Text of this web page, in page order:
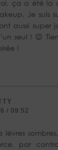
ça a été la
Je suis
aussi super
seul ! 😉
!
/ 09:52
lèvres
par